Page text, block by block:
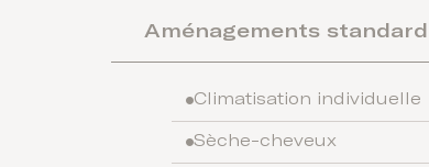
Aménagements standard
Climatisation individuelle
Sèche-cheveux